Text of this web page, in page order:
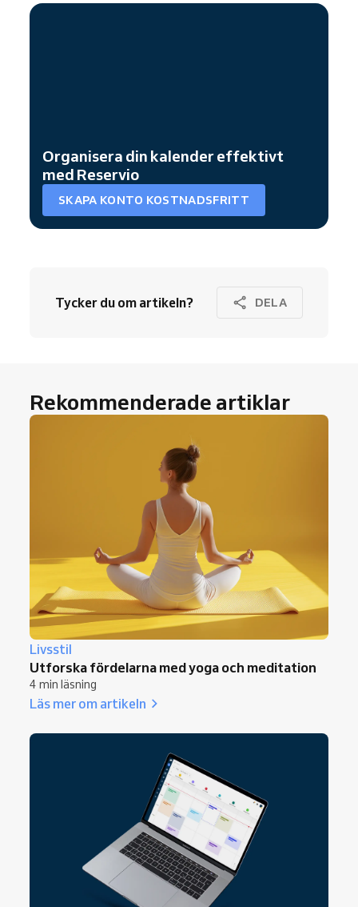
Organisera din kalender effektivt
med Reservio
SKAPA KONTO KOSTNADSFRITT
Tycker du om artikeln? DELA
Rekommenderade artiklar
Livsstil
Utforska fördelarna med yoga och meditation
4 min läsning
Läs mer om artikeln